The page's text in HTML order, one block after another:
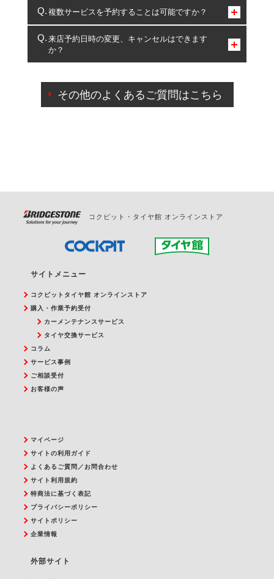
コクピット・タイヤ館のみとなります。
複数サービスを予約することは可能ですか？
複数サービスのご予約は可能です。
一部の商品・サービスの組み合わせに限り、同時にご予約が
出来ないものもございます。
来店予約日時の変更、キャンセルはできます
か？
ご来店予約日の3営業日前を過ぎている場合のご予約
の日時変更につきましては、直接ご予約の店舗まで
その他のよくあるご質問はこちら
コクピット・タイヤ館 オンラインストア
サイトメニュー
コクピットタイヤ館 オンラインストア
購入・作業予約受付
カーメンテナンスサービス
タイヤ交換サービス
コラム
サービス事例
ご相談受付
お客様の声
マイページ
サイトの利用ガイド
よくあるご質問／お問合わせ
サイト利用規約
特商法に基づく表記
プライバシーポリシー
サイトポリシー
企業情報
外部サイト